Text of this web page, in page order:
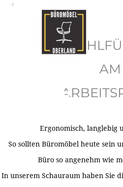
AM
Ergonomisch, langlebig
So sollten Büromöbel heute sein
Büro so angenehm wie
In unserem Schauraum haben Sie